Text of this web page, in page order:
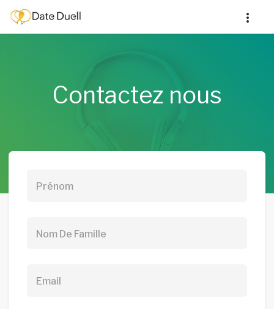
Contactez nous
Prénom
Nom De Famille
Email